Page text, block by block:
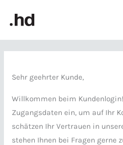
Inhalt
Sehr geehrter Kunde,
Willkommen beim
Zugangsdaten ein, um auf Ihr
schätzen Ihr Vertrauen in
stehen Ihnen bei Fragen gerne